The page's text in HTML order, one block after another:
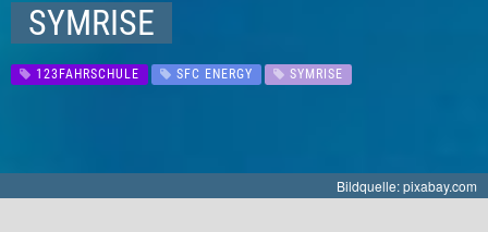
SYMRISE
123FAHRSCHULE SFC ENERGY SYMRISE
Bildquelle: pixabay.com